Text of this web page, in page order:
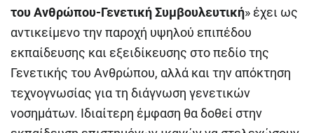
του Ανθρώπου-Γενετική Συμβουλευτική» έχει ως
αντικείμενο την παροχή υψηλού επιπέδου
εκπαίδευσης και εξειδίκευσης στο πεδίο της
Γενετικής του Ανθρώπου, αλλά και την απόκτηση
τεχνογνωσίας για τη διάγνωση γενετικών
νοσημάτων. Ιδιαίτερη έμφαση θα δοθεί στην